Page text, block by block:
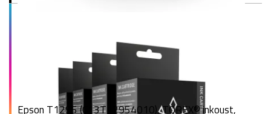
Epson T1295 (C13T12954010), TOREX® inkoust,